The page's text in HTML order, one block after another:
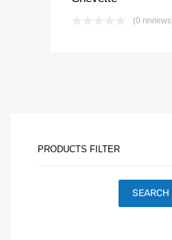
(0
PRODUCTS FILTER
SEARCH